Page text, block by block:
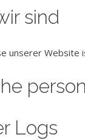
sind
unserer Website
Logs